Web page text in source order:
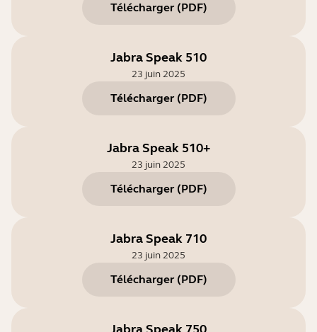
Télécharger (PDF)
Jabra Speak 510
23 juin 2025
Télécharger (PDF)
Jabra Speak 510+
23 juin 2025
Télécharger (PDF)
Jabra Speak 710
23 juin 2025
Télécharger (PDF)